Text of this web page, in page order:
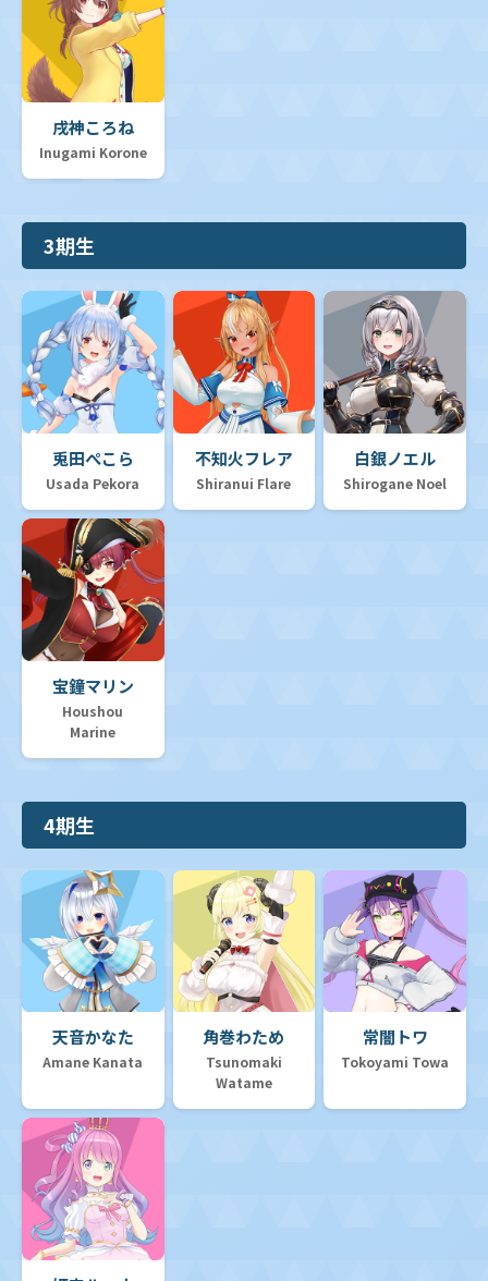
戌神ころね
Inugami Korone
3期生
兎田ぺこら
Usada Pekora
不知火フレア
Shiranui Flare
白銀ノエル
Shirogane Noel
宝鐘マリン
Houshou
Marine
4期生
天音かなた
Amane Kanata
角巻わため
Tsunomaki
Watame
常闇トワ
Tokoyami Towa